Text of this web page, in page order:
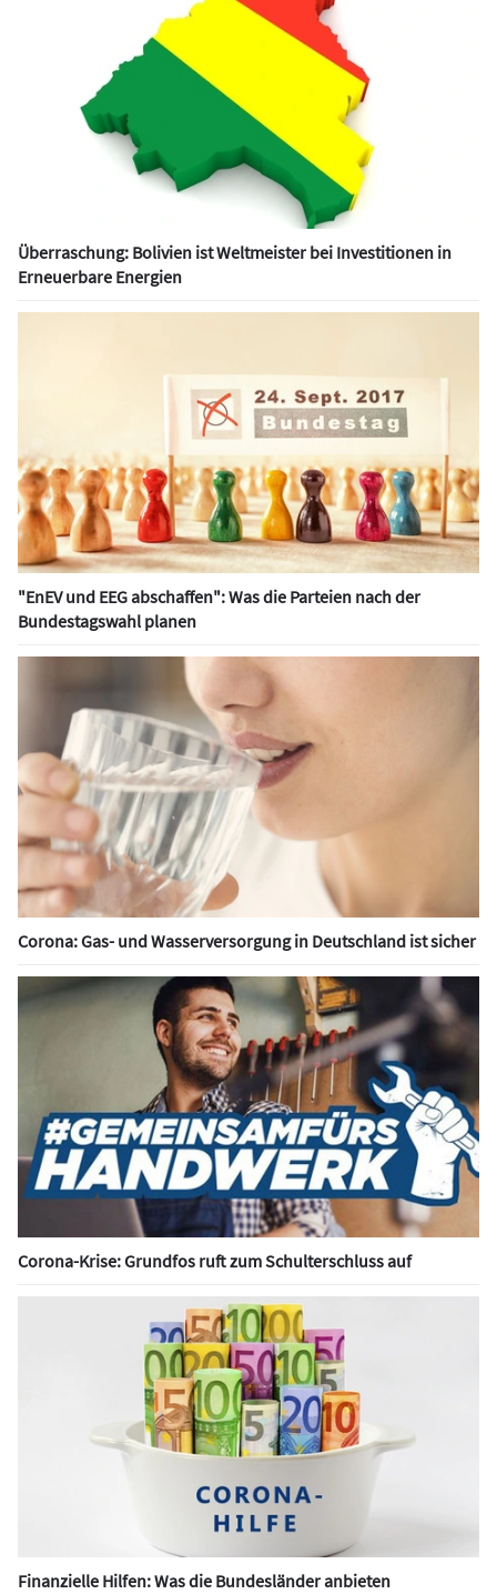
Überraschung: Bolivien ist Weltmeister bei Investitionen in
Erneuerbare Energien
"EnEV und EEG abschaffen": Was die Parteien nach der
Bundestagswahl planen
Corona: Gas- und Wasserversorgung in Deutschland ist sicher
Corona-Krise: Grundfos ruft zum Schulterschluss auf
Finanzielle Hilfen: Was die Bundesländer anbieten